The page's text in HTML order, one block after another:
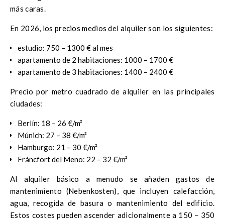
más caras.
En 2026, los precios medios del alquiler son los siguientes:
estudio: 750 – 1300 € al mes
apartamento de 2 habitaciones: 1000 – 1700 €
apartamento de 3 habitaciones: 1400 – 2400 €
Precio por metro cuadrado de alquiler en las principales
ciudades:
Berlín: 18 – 26 €/m²
Múnich: 27 – 38 €/m²
Hamburgo: 21 – 30 €/m²
Fráncfort del Meno: 22 – 32 €/m²
Al alquiler básico a menudo se añaden gastos de
mantenimiento (Nebenkosten), que incluyen calefacción,
agua, recogida de basura o mantenimiento del edificio.
Estos costes pueden ascender adicionalmente a 150 – 350